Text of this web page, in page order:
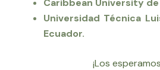
Caribbean University
Universidad Técnica
Ecuador.
¡Los